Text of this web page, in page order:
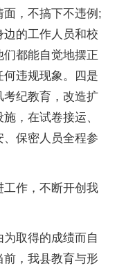
，不搞下不违例;
的工作人员和校
都能自觉地摆正
违规现象。四是
纪教育，改造扩
，在试卷接运、
保密人员全程参
工作，不断开创我
取得的成绩而自
，我县教育与形